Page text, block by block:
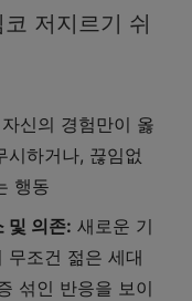
저지르기 쉬
자신의 경험만이 옳
시하거나, 끊임없
행동
및 의존: 새로운 기
무조건 젊은 세대
섞인 반응을 보이